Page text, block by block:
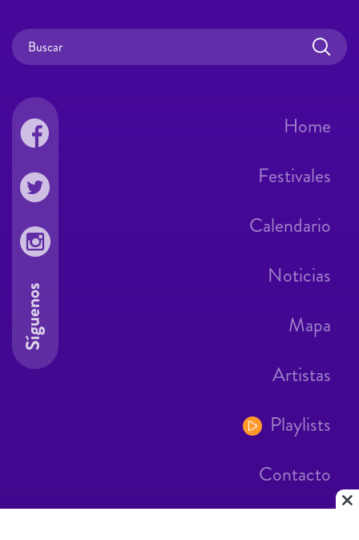
Home
Festivales
Calendario
Noticias
Mapa
Artistas
Playlists
Contacto
Síguenos